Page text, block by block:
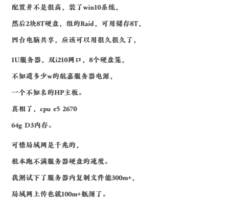
配置并不是很高，装了win10系统，
然后2块8T硬盘，组的Raid，可用储存8T，
四台电脑共享，应该可以用很久很久了，
1U服务器，双i210网口，8个硬盘笼，
不知道多少w的航嘉服务器电源，
一个不知名的HP主板。
真相了，cpu e5 2670
64g D3内存。
可惜局域网是千兆的，
根本跑不满服务器硬盘的速度。
我测试下了服务器内复制文件能300m+，
局域网上传也就100m+瓶颈了。